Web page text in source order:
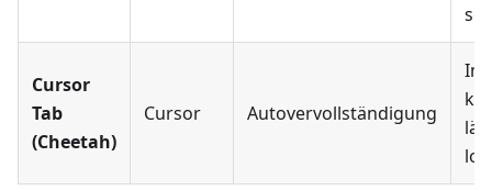
Cursor
Tab
(Cheetah)
Cursor Autovervollständigung